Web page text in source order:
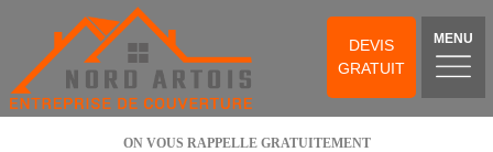
DEVIS
GRATUIT
MENU
ON VOUS RAPPELLE GRATUITEMENT